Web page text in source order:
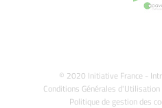
© 2020 Initiative France -
Conditions Générales d'Utilisation
Politique de gestion des